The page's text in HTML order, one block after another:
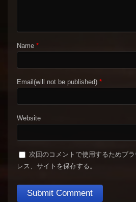
Name *
Email(will not be published) *
Website
次回のコメントで使用するためブ
レス、サイトを保存する。